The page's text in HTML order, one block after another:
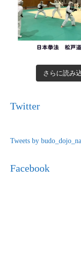
さらに読み
Twitter
Tweets by
Facebook